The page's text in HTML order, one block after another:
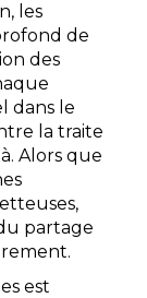
les
de
des
dans le
la traite
Alors que
partage
est